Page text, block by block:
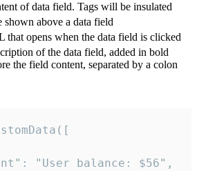
of data field. Tags will be insulated
shown above a data field
that opens when the data field is clicked
of the data field, added in bold
the field content, separated by a colon
"User balance: $56",